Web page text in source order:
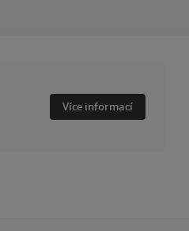
Více informací